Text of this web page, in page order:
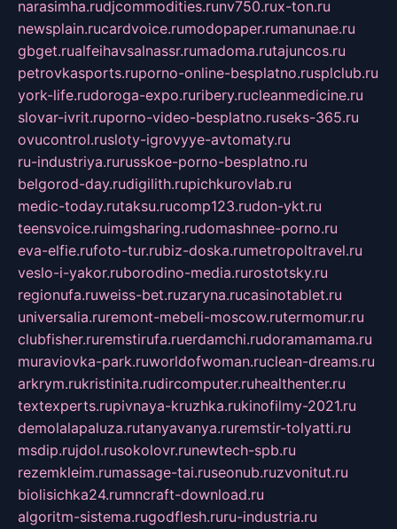
narasimha.rudjcommodities.runv750.rux-ton.ru
newsplain.rucardvoice.rumodopaper.rumanunae.ru
gbget.rualfeihavsalnassr.rumadoma.rutajuncos.ru
petrovkasports.ruporno-online-besplatno.rusplclub.ru
york-life.rudoroga-expo.ruribery.rucleanmedicine.ru
slovar-ivrit.ruporno-video-besplatno.ruseks-365.ru
ovucontrol.rusloty-igrovyye-avtomaty.ru
ru-industriya.rurusskoe-porno-besplatno.ru
belgorod-day.rudigilith.rupichkurovlab.ru
medic-today.rutaksu.rucomp123.rudon-ykt.ru
teensvoice.ruimgsharing.rudomashnee-porno.ru
eva-elfie.rufoto-tur.rubiz-doska.rumetropoltravel.ru
veslo-i-yakor.ruborodino-media.rurostotsky.ru
regionufa.ruweiss-bet.ruzaryna.rucasinotablet.ru
universalia.ruremont-mebeli-moscow.rutermomur.ru
clubfisher.ruremstirufa.ruerdamchi.rudoramamama.ru
muraviovka-park.ruworldofwoman.ruclean-dreams.ru
arkrym.rukristinita.rudircomputer.ruhealthenter.ru
textexperts.rupivnaya-kruzhka.rukinofilmy-2021.ru
demolalapaluza.rutanyavanya.ruremstir-tolyatti.ru
msdip.rujdol.rusokolovr.runewtech-spb.ru
rezemkleim.rumassage-tai.ruseonub.ruzvonitut.ru
biolisichka24.rumncraft-download.ru
algoritm-sistema.rugodflesh.ruru-industria.ru